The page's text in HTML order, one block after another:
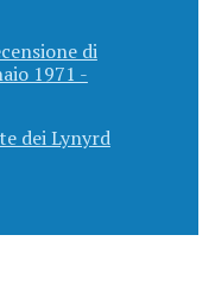
di
1971 -
dei Lynyrd